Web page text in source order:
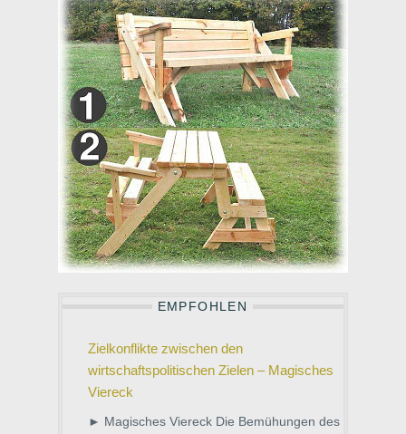
EMPFOHLEN
Zielkonflikte zwischen den
wirtschaftspolitischen Zielen – Magisches
Viereck
► Magisches Viereck Die Bemühungen des